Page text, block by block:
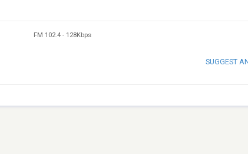
FM 102.4 - 128Kbps
SUGGEST